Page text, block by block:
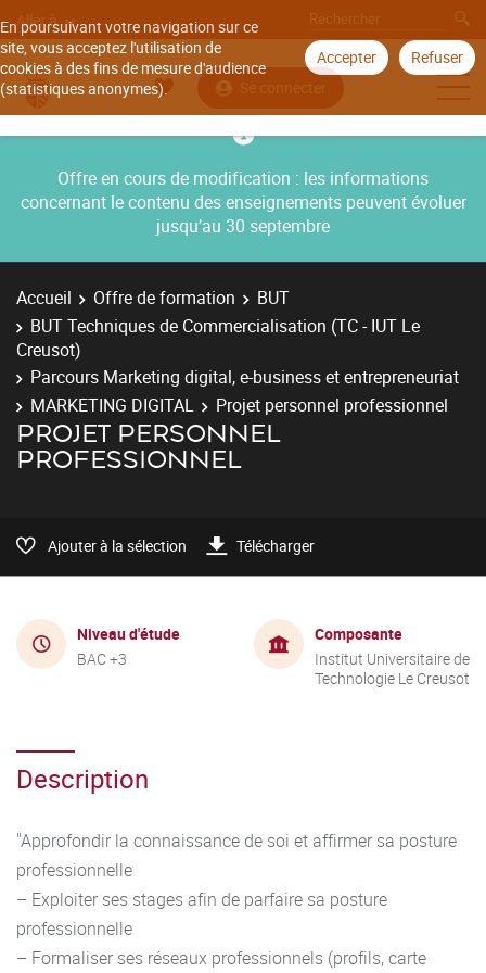
En poursuivant votre navigation sur ce
site, vous acceptez l'utilisation de
cookies à des fins de mesure d'audience
(statistiques anonymes).
Accepter Refuser
Aller à
Se connecter
Offre en cours de modification : les informations
concernant le contenu des enseignements peuvent évoluer
jusqu’au 30 septembre
Accueil Offre de formation
BUT
BUT Techniques de Commercialisation (TC - IUT Le
Creusot)
Parcours Marketing digital, e-business et entrepreneuriat
MARKETING DIGITAL
Projet personnel professionnel
PROJET PERSONNEL
PROFESSIONNEL
Ajouter à la sélection Télécharger
Niveau d'étude
BAC +3
Composante
Institut Universitaire de
Technologie Le Creusot
Description
"Approfondir la connaissance de soi et affirmer sa posture
professionnelle
– Exploiter ses stages afin de parfaire sa posture
professionnelle
– Formaliser ses réseaux professionnels (profils, carte